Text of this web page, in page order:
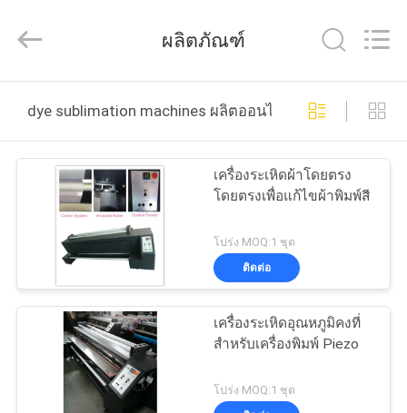
บ้าน
ผลิตภัณฑ์
เกี่ยว
Shanghai
Color
Co.,
ผลิตภัณฑ์
dye sublimation machines ผลิตออนไลน์
เครื่องระเหิดผ้าโดยตรง
โดยตรงเพื่อแก้ไขผ้าพิมพ์สี
โปร่ง MOQ:1 ชุด
ติดต่อ
เครื่องระเหิดอุณหภูมิคงที่
สำหรับเครื่องพิมพ์ Piezo
โปร่ง MOQ:1 ชุด